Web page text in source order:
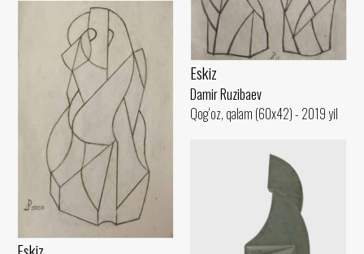
Eskiz
Damir Ruzibaev
Qog‘oz, qalam (60x42) - 2019 yil